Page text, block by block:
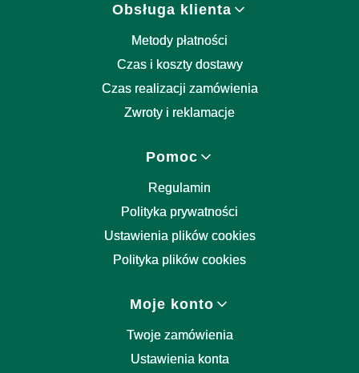
Obsługa klienta
Metody płatności
Czas i koszty dostawy
Czas realizacji zamówienia
Zwroty i reklamacje
Pomoc
Regulamin
Polityka prywatności
Ustawienia plików cookies
Polityka plików cookies
Moje konto
Twoje zamówienia
Ustawienia konta